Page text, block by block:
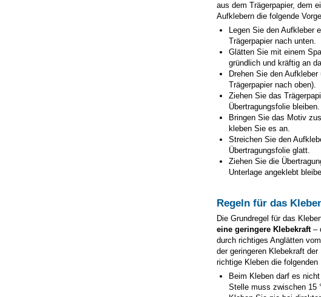
aus dem Trägerpapier, dem
Aufklebern die folgende
Legen Sie den Aufkleber
Trägerpapier nach unten.
Glätten Sie mit einem
gründlich und kräftig an
Drehen Sie den
Trägerpapier nach oben).
Ziehen Sie das
Übertragungsfolie bleiben.
Bringen Sie das Motiv
kleben Sie es an.
Streichen Sie den
Übertragungsfolie glatt.
Ziehen Sie die
Unterlage angeklebt
Regeln für das
Die Grundregel für das
eine geringere Klebekraft–
durch richtiges Anglätten
der geringeren Klebekraft
richtige Kleben die folgenden
Beim Kleben darf es
Stelle muss zwischen 15